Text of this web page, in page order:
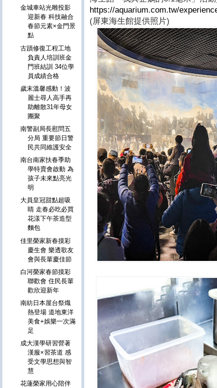
https://aquarium.com.tw/
(屏東海生館提供照片)
金城車站光雕投影
迎新春 科技融合
春節元素×金門景
點
古蹟修復工程工地
負責人培訓班金
門班結訓 34位學
員成績合格
歲末溫馨感動！波
麗士尋人高手再
助離散31年母女
團聚
南警副局長慰問五
分局 重要節日警
民共同維護安全
南台南家扶春季助
學特賣會啟動 為
孩子未來點亮光
明
大員皇冠甜點超吸
睛 走春必吃必買
花漾下午茶造型
麵包
佳里榮家新春摸彩
慶生會 樂透歌友
會與長輩慶佳節
白河榮家春節摸彩
聯歡會 住民長輩
歡欣迎新年
南紡日本屋台祭熾
熱登場 道地東洋
美食+娛樂一次滿
足
成大漢學研習營著
漢服×習茶道 感
受文學思想與智
慧
花蓮榮家用心陪伴